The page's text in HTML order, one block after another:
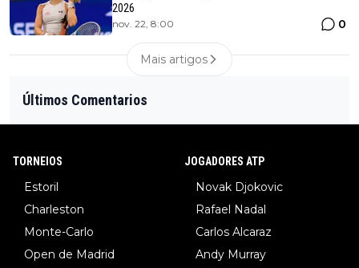
2026
nov. 22, 8:00 0
Mais artigos
Últimos Comentarios
TORNEIOS
Estoril
Charleston
Monte-Carlo
Open de Madrid
JOGADORES ATP
Novak Djokovic
Rafael Nadal
Carlos Alcaraz
Andy Murray